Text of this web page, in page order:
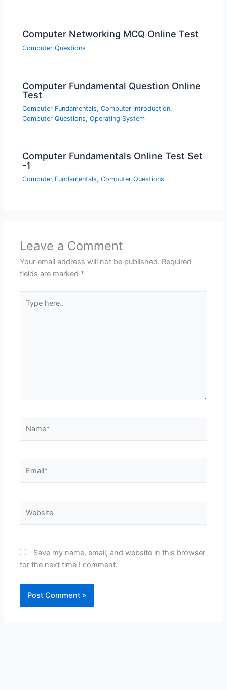
Computer Networking MCQ Online Test
Computer Questions
Computer Fundamental Question Online
Test
Computer Fundamentals,Computer Introduction,
Computer Questions,Operating System
Computer Fundamentals Online Test Set
-1
Computer Fundamentals,Computer Questions
Leave a Comment
Your email address will not be published. Required
fields are marked *
here..
Save my name, email, and website in this browser
for the next time I comment.